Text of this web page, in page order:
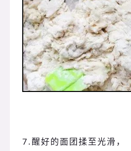
7.醒好的面团揉至光滑，